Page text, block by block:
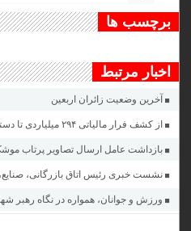
برچسب ها
اخبار مرتبط
آخرین وضعیت زائران اربعین
از کشف فرار مالیاتی ۲۹۴ میلیاردی تا دستگیری ۲۸ سارق توسط پلیس یزد
بازداشت عامل ارسال تصاویر پرتاب موشک
نشست خبری رئیس اتاق بازرگانی، صنایع،
ورزش و جوانان، همواره در نگاه رهبر